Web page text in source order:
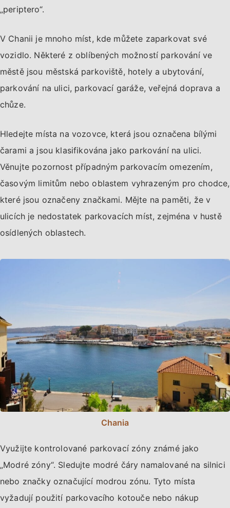
„periptero“.
V Chanii je mnoho míst, kde můžete zaparkovat své
vozidlo. Některé z oblíbených možností parkování ve
městě jsou městská parkoviště, hotely a ubytování,
parkování na ulici, parkovací garáže, veřejná doprava a
chůze.
Hledejte místa na vozovce, která jsou označena bílými
čarami a jsou klasifikována jako parkování na ulici.
Věnujte pozornost případným parkovacím omezením,
časovým limitům nebo oblastem vyhrazeným pro chodce,
které jsou označeny značkami. Mějte na paměti, že v
ulicích je nedostatek parkovacích míst, zejména v hustě
osídlených oblastech.
Chania
Využijte kontrolované parkovací zóny známé jako
„Modré zóny“. Sledujte modré čáry namalované na silnici
nebo značky označující modrou zónu. Tyto místa
vyžadují použití parkovacího kotouče nebo nákup